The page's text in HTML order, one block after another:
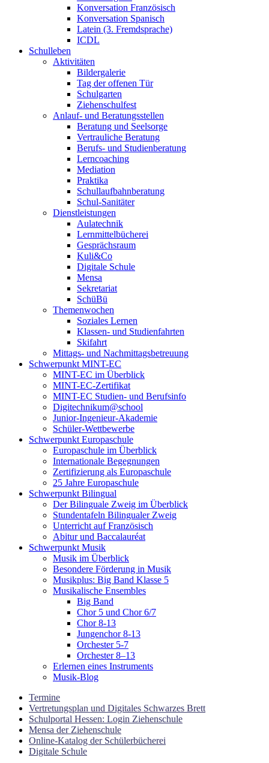
Konversation Französisch
Konversation Spanisch
Latein (3. Fremdsprache)
ICDL
Schulleben
Aktivitäten
Bildergalerie
Tag der offenen Tür
Schulgarten
Ziehenschulfest
Anlauf- und Beratungsstellen
Beratung und Seelsorge
Vertrauliche Beratung
Berufs- und Studienberatung
Lerncoaching
Mediation
Praktika
Schullaufbahnberatung
Schul-Sanitäter
Dienstleistungen
Aulatechnik
Lernmittelbücherei
Gesprächsraum
Kuli&Co
Digitale Schule
Mensa
Sekretariat
SchüBü
Themenwochen
Soziales Lernen
Klassen- und Studienfahrten
Skifahrt
Mittags- und Nachmittagsbetreuung
Schwerpunkt MINT-EC
MINT-EC im Überblick
MINT-EC-Zertifikat
MINT-EC Studien- und Berufsinfo
Digitechnikum­@school
Junior-Ingenieur-Akademie
Schüler-Wettbewerbe
Schwerpunkt Europaschule
Europaschule im Überblick
Internationale Begegnungen
Zertifizierung als Europaschule
25 Jahre Europaschule
Schwerpunkt Bilingual
Der Bilinguale Zweig im Überblick
Stundentafeln Bilingualer Zweig
Unterricht auf Französisch
Abitur und Baccalauréat
Schwerpunkt Musik
Musik im Überblick
Besondere Förderung in Musik
Musikplus: Big Band Klasse 5
Musikalische Ensembles
Big Band
Chor 5 und Chor 6/7
Chor 8-13
Jungenchor 8-13
Orchester 5-7
Orchester 8–13
Erlernen eines Instruments
Musik-Blog
Termine
Vertretungsplan und Digitales Schwarzes Brett
Schulportal Hessen: Login Ziehenschule
Mensa der Ziehenschule
Online-Katalog der Schülerbücherei
Digitale Schule